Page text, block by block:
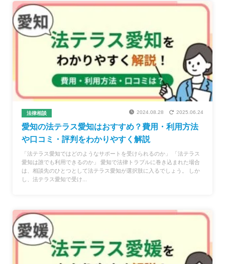
法律相談 2024.08.28 2025.06.24
愛知の法テラス愛知はおすすめ？費用・利用方法
や口コミ・評判をわかりやすく解説
「法テラス愛知ではどのようなサポートを受けられるのか」 「法テラス
愛知は誰でも利用できるのか」 愛知で法律トラブルに巻き込まれた場合
は、相談先のひとつとして法テラス愛知が選択肢に入るでしょう。 しか
し、法テラス愛知で受け...